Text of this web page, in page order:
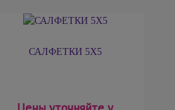
САЛФЕТКИ 5Х5